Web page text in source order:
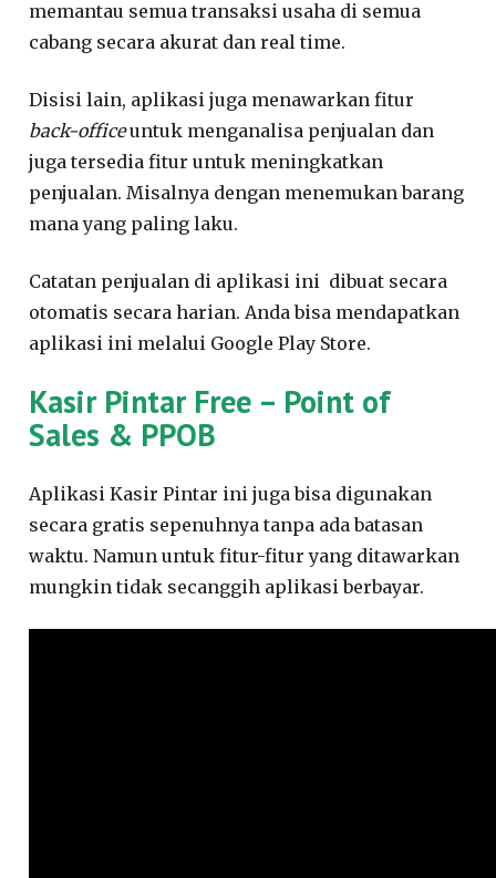
memantau semua transaksi usaha di semua
cabang secara akurat dan real time.
Disisi lain, aplikasi juga menawarkan fitur
back-officeuntuk menganalisa penjualan dan
juga tersedia fitur untuk meningkatkan
penjualan. Misalnya dengan menemukan barang
mana yang paling laku.
Catatan penjualan di aplikasi ini dibuat secara
otomatis secara harian. Anda bisa mendapatkan
aplikasi ini melalui Google Play Store.
Kasir Pintar Free – Point of
Sales & PPOB
Aplikasi Kasir Pintar ini juga bisa digunakan
secara gratis sepenuhnya tanpa ada batasan
waktu. Namun untuk fitur-fitur yang ditawarkan
mungkin tidak secanggih aplikasi berbayar.